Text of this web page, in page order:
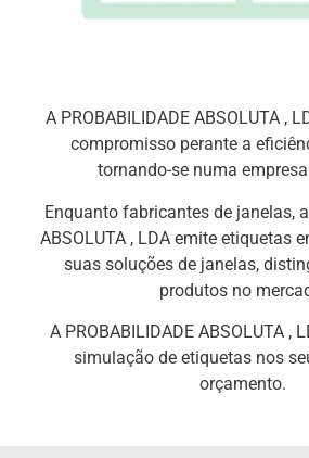
A PROBABILIDADE ABSOLUTA ,
compromisso perante a
tornando-se numa empresa
Enquanto fabricantes de janelas,
ABSOLUTA , LDA emite etiquetas
suas soluções de janelas,
produtos no
A PROBABILIDADE ABSOLUTA ,
simulação de etiquetas nos
orçamento.